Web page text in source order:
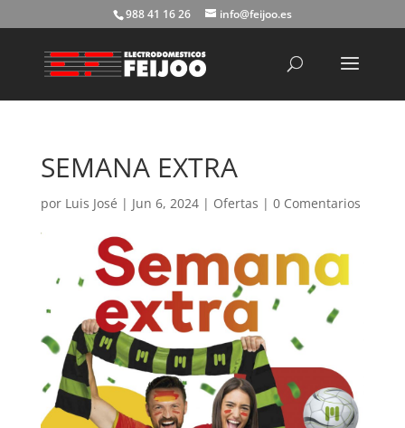
988 41 16 26 info@feijoo.es
SEMANA EXTRA
por Luis José | Jun 6, 2024| Ofertas | 0 Comentarios